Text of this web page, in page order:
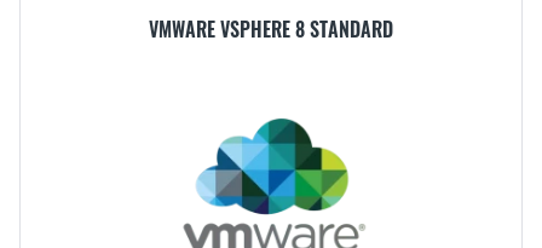
VMWARE VSPHERE 8 STANDARD